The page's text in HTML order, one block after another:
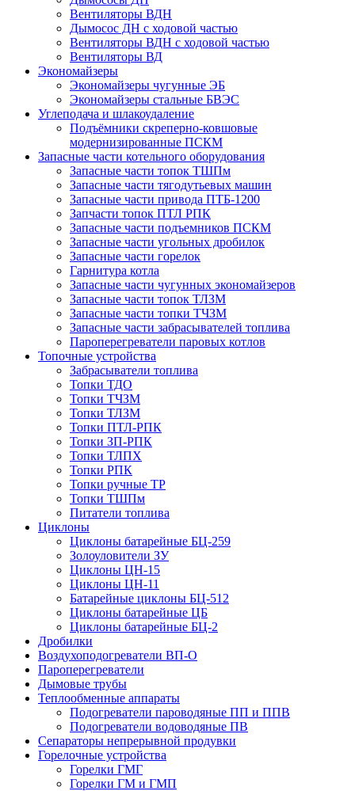
Вентиляторы ВДН
Дымосос ДН с ходовой частью
Вентиляторы ВДН с ходовой частью
Вентиляторы ВД
Экономайзеры
Экономайзеры чугунные ЭБ
Экономайзеры стальные БВЭС
Углеподача и шлакоудаление
Подъёмники скреперно-ковшовые
модернизированные ПСКМ
Запасные части котельного оборудования
Запасные части топок ТШПм
Запасные части тягодутьевых машин
Запасные части привода ПТБ-1200
Запчасти топок ПТЛ РПК
Запасные части подъемников ПСКМ
Запасные части угольных дробилок
Запасные части горелок
Гарнитура котла
Запасные части чугунных экономайзеров
Запасные части топок ТЛЗМ
Запасные части топки ТЧЗМ
Запасные части забрасывателей топлива
Пароперегреватели паровых котлов
Топочные устройства
Забрасыватели топлива
Топки ТДО
Топки ТЧЗМ
Топки ТЛЗМ
Топки ПТЛ-РПК
Топки ЗП-РПК
Топки ТЛПХ
Топки РПК
Топки ручные ТР
Топки ТШПм
Питатели топлива
Циклоны
Циклоны батарейные БЦ-259
Золоуловители ЗУ
Циклоны ЦН-15
Циклоны ЦН-11
Батарейные циклоны БЦ-512
Циклоны батарейные ЦБ
Циклоны батарейные БЦ-2
Дробилки
Воздухоподогреватели ВП-О
Пароперегреватели
Дымовые трубы
Теплообменные аппараты
Подогреватели пароводяные ПП и ППВ
Подогреватели водоводяные ПВ
Сепараторы непрерывной продувки
Горелочные устройства
Горелки ГМГ
Горелки ГМ и ГМП